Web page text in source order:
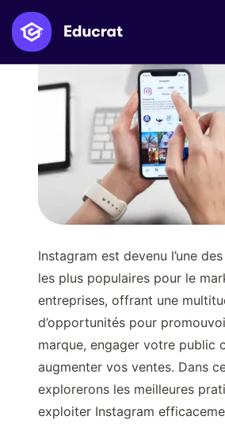
Instagram est devenu l’une
les plus populaires pour le
entreprises, offrant une
d’opportunités pour
marque, engager votre public
augmenter vos ventes. Dans
explorerons les meilleures
exploiter Instagram